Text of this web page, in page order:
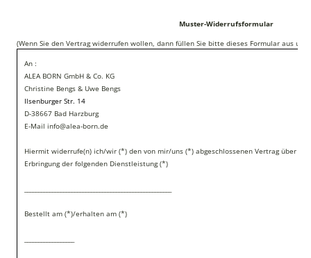
Muster-Widerrufsformular
(Wenn Sie den Vertrag widerrufen wollen, dann füllen Sie bitte dieses Formular aus und
An :
ALEA BORN GmbH & Co. KG
Christine Bengs & Uwe Bengs
Ilsenburger Str. 14
D-38667 Bad Harzburg
E-Mail info@alea-born.de
Hiermit widerrufe(n) ich/wir (*) den von mir/uns (*) abgeschlossenen Vertrag über
Erbringung der folgenden Dienstleistung (*)
Bestellt am (*)/erhalten am (*)